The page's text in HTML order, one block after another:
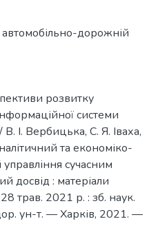
дорожній
розвитку
системи
І. Вербицька, С. Я. Іваха,
та економіко-
сучасним
досвід : матеріали
трав. 2021 р. : зб. наук.
ун-т. — Харків, 2021. —